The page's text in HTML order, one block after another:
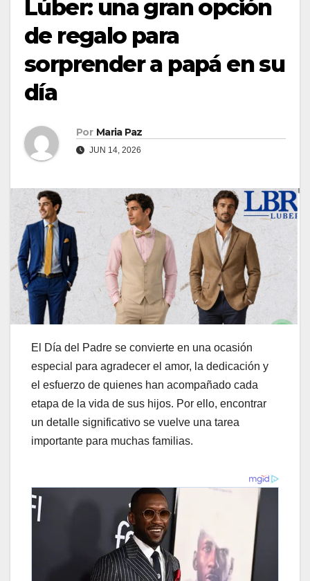
Lúber: una gran opción
de regalo para
sorprender a papá en su
día
Por Maria Paz
JUN 14, 2026
El Día del Padre se convierte en una ocasión
especial para agradecer el amor, la dedicación y
el esfuerzo de quienes han acompañado cada
etapa de la vida de sus hijos. Por ello, encontrar
un detalle significativo se vuelve una tarea
importante para muchas familias.